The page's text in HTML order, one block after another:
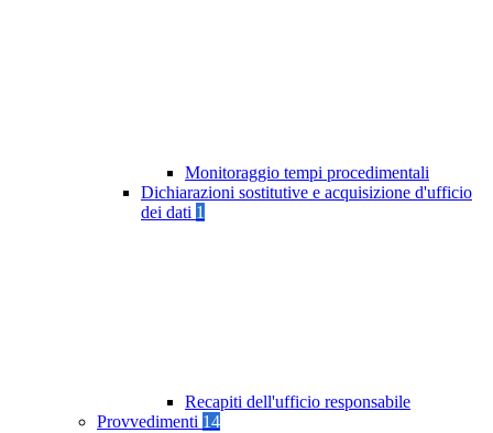
Monitoraggio tempi procedimentali
Dichiarazioni sostitutive e acquisizione d'ufficio
dei dati 1
Recapiti dell'ufficio responsabile
Provvedimenti 14